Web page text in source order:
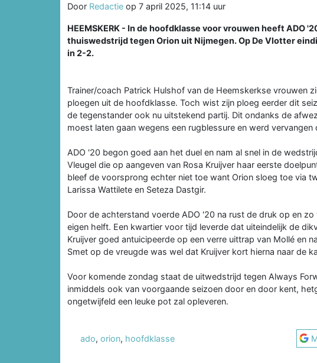
Door Redactie op 7 april 2025, 11:14 uur
HEEMSKERK - In de hoofdklasse voor vrouwen heeft ADO
thuiswedstrijd tegen Orion uit Nijmegen. Op De Vlotter
in 2-2.
Trainer/coach Patrick Hulshof van de Heemskerkse vrouwen
ploegen uit de hoofdklasse. Toch wist zijn ploeg eerder dit
de tegenstander ook nu uitstekend partij. Dit ondanks de
moest laten gaan wegens een rugblessure en werd vervangen
ADO '20 begon goed aan het duel en nam al snel in de
Vleugel die op aangeven van Rosa Kruijver haar eerste
bleef de voorsprong echter niet toe want Orion sloeg toe via
Larissa Wattilete en Seteza Dastgir.
Door de achterstand voerde ADO '20 na rust de druk op en
eigen helft. Een kwartier voor tijd leverde dat uiteindelijk de
Kruijver goed antuicipeerde op een verre uittrap van Mollé en
Smet op de vreugde was wel dat Kruijver kort hierna naar de
Voor komende zondag staat de uitwedstrijd tegen Always
inmiddels ook van voorgaande seizoen door en door kent,
ongetwijfeld een leuke pot zal opleveren.
ado, orion, hoofdklasse